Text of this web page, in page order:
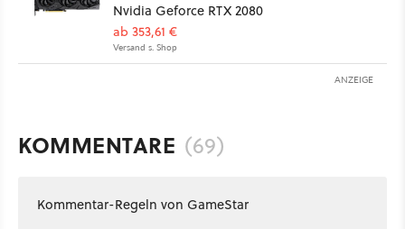
Nvidia Geforce RTX 2080
ab 353,61 €
Versand s. Shop
ANZEIGE
KOMMENTARE (69)
Kommentar-Regeln von GameStar